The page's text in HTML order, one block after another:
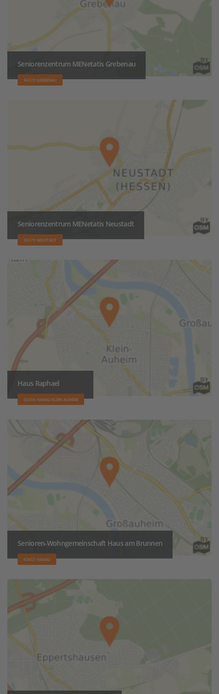
Seniorenzentrum MENetatis Grebenau
36323 GREBENAU
Seniorenzentrum MENetatis Neustadt
35379 NEUSTADT
Haus Raphael
63456 HANAU-KLEIN-AUHEIM
Senioren-Wohngemeinschaft Haus am Brunnen
63457 HANAU